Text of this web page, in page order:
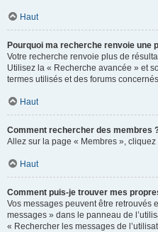
Haut
Pourquoi ma recherche renvoie une
Votre recherche renvoie plus de
Utilisez la « Recherche avancée » et
termes utilisés et des forums
Haut
Comment rechercher des membres
Allez sur la page « Membres »,
Haut
Comment puis-je trouver mes
Vos messages peuvent être retrouvés
messages » dans le panneau de
« Rechercher les messages de